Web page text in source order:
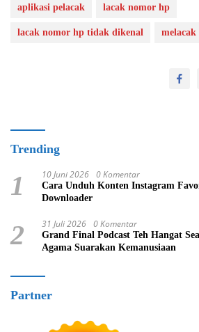
aplikasi pelacak lacak nomor hp
lacak nomor hp tidak dikenal
Trending
1 10 Juni 2026 0 Komentar
Cara Unduh Konten Instagram
Downloader
2 31 Juli 2026 0 Komentar
Grand Final Podcast Teh Hangat
Agama Suarakan Kemanusiaan
Partner